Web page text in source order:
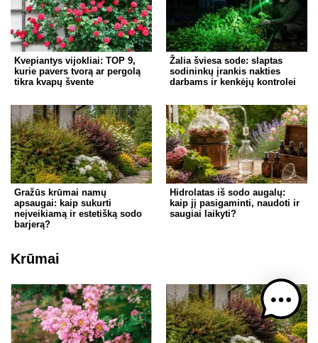
Kvepiantys vijokliai: TOP 9,
kurie pavers tvorą ar pergolą
tikra kvapų švente
Žalia šviesa sode: slaptas
sodininkų įrankis nakties
darbams ir kenkėjų kontrolei
Gražūs krūmai namų
apsaugai: kaip sukurti
neįveikiamą ir estetišką sodo
barjerą?
Hidrolatas iš sodo augalų:
kaip jį pasigaminti, naudoti ir
saugiai laikyti?
Krūmai